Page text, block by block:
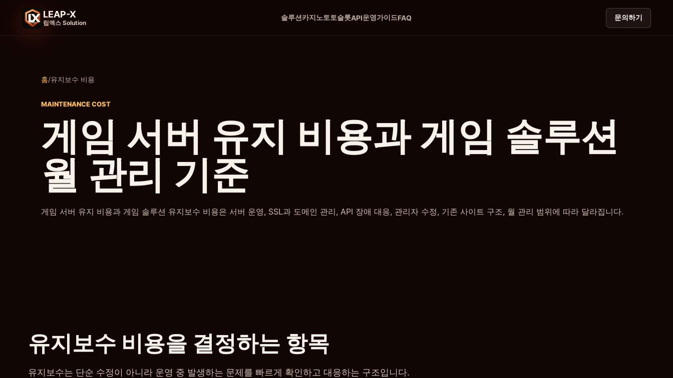
LEAP-X
립엑스 Solution
솔루션카지노토토슬롯API운영가이드FAQ 문의하기
홈/유지보수 비용
MAINTENANCE COST
게임 서버 유지 비용과 게임 솔루션
월 관리 기준
게임 서버 유지 비용과 게임 솔루션 유지보수 비용은 서버 운영, SSL과 도메인 관리, API 장애 대응, 관리자 수정, 기존 사이트 구조, 월 관리 범위에 따라 달라집니다.
유지보수 비용을 결정하는 항목
유지보수는 단순 수정이 아니라 운영 중 발생하는 문제를 빠르게 확인하고 대응하는 구조입니다.